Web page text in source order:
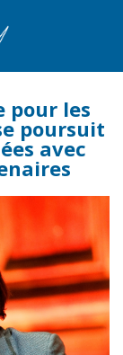
pour les
poursuit
avec